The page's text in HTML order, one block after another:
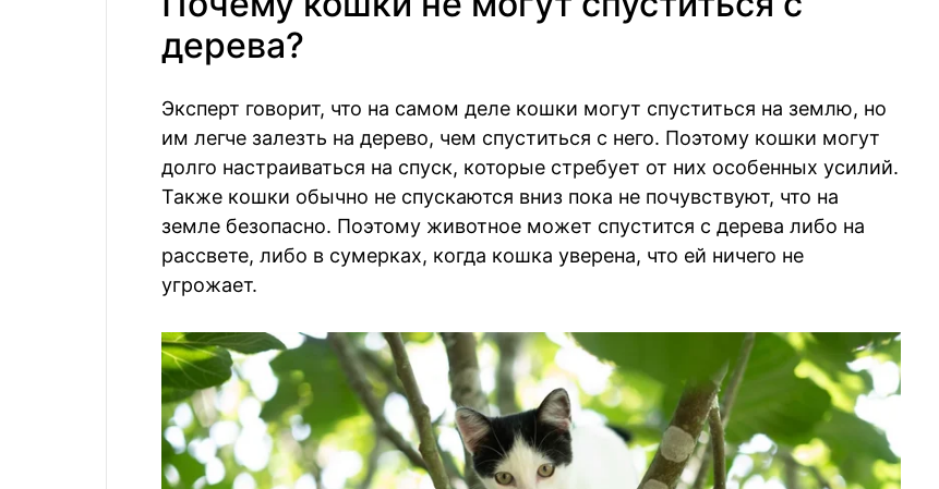
дерева?
Эксперт говорит, что на самом деле кошки могут спуститься на землю, но
им легче залезть на дерево, чем спуститься с него. Поэтому кошки могут
долго настраиваться на спуск, которые стребует от них особенных усилий.
Также кошки обычно не спускаются вниз пока не почувствуют, что на
земле безопасно. Поэтому животное может спустится с дерева либо на
рассвете, либо в сумерках, когда кошка уверена, что ей ничего не
угрожает.